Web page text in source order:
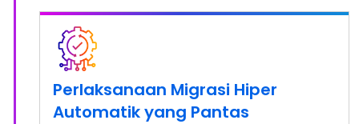
Perlaksanaan Migrasi Hiper
Automatik yang Pantas